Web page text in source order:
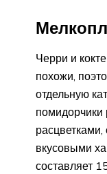
Черри и
похожи,
отдельную
вкусовыми
составляет